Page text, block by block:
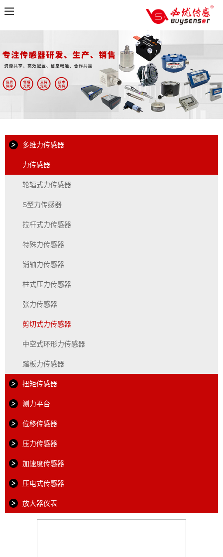
多维力传感器
力传感器
轮辐式力传感器
S型力传感器
拉杆式力传感器
特殊力传感器
销轴力传感器
柱式压力传感器
张力传感器
剪切式力传感器
中空式环形力传感器
踏板力传感器
扭矩传感器
测力平台
位移传感器
压力传感器
加速度传感器
压电式传感器
放大器仪表